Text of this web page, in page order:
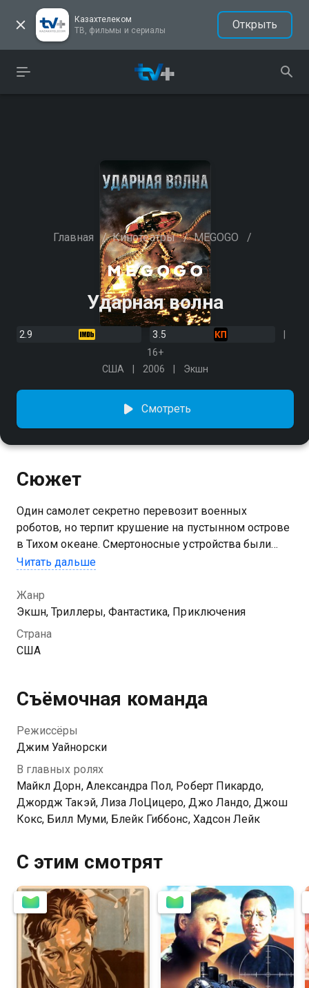
Казахтелеком
ТВ, фильмы и сериалы
Открыть
Главная / Кинотеатры / MEGOGO /
Ударная волна
2.9
3.5
16+
США
2006 Экшн
Смотреть
Сюжет
Один самолет секретно перевозит военных
роботов, но терпит крушение на пустынном острове
в Тихом океане. Смертоносные устройства были
специально созданы для войны в заливе, и власти
отключить. После прибытия они сталкиваются с
грабителями банков, которые приземлились на
вертолете в этом же месте.
Читать дальше
Жанр
Экшн, Триллеры, Фантастика, Приключения
Страна
США
Съёмочная команда
Режиссёры
Джим Уайнорски
В главных ролях
Майкл Дорн, Александра Пол, Роберт Пикардо,
Джордж Такэй, Лиза ЛоЦицеро, Джо Ландо, Джош
Кокс, Билл Муми, Блейк Гиббонс, Хадсон Лейк
С этим смотрят